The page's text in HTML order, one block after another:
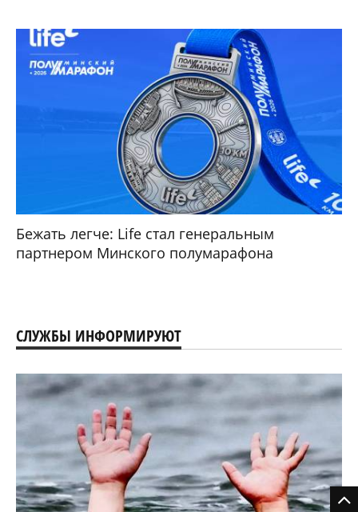
Бежать легче: Life стал генеральным
партнером Минского полумарафона
СЛУЖБЫ ИНФОРМИРУЮТ